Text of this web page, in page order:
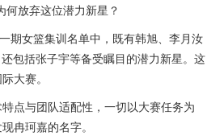
何放弃这位潜力新星？
期女篮集训名单中，既有韩旭、李月汝
包括张子宇等备受瞩目的潜力新星。这
大赛。
点与团队适配性，一切以大赛任务为
冉珂嘉的名字。